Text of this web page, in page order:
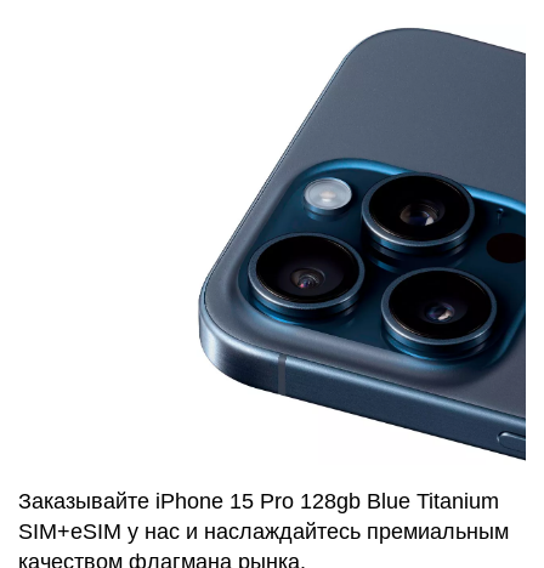
Заказывайте iPhone 15 Pro 128gb Blue Titanium
SIM+eSIM у нас и наслаждайтесь премиальным
качеством флагмана рынка.